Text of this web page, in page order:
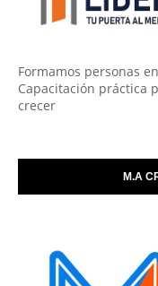
Formamos personas
Capacitación práctica
crecer
M.A